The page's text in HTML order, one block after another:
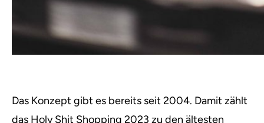
Das Konzept gibt es bereits seit 2004. Damit zählt
das Holy Shit Shopping 2023 zu den ältesten